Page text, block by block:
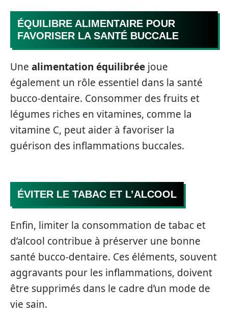
ÉQUILIBRE ALIMENTAIRE POUR
FAVORISER LA SANTÉ BUCCALE
Une alimentation équilibrée joue
également un rôle essentiel dans la santé
bucco-dentaire. Consommer des fruits et
légumes riches en vitamines, comme la
vitamine C, peut aider à favoriser la
guérison des inflammations buccales.
ÉVITER LE TABAC ET L’ALCOOL
Enfin, limiter la consommation de tabac et
d’alcool contribue à préserver une bonne
santé bucco-dentaire. Ces éléments, souvent
aggravants pour les inflammations, doivent
être supprimés dans le cadre d’un mode de
vie sain.